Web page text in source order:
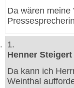
Da wären meine
1.
Henner Steigert
Da kann ich
Weinthal